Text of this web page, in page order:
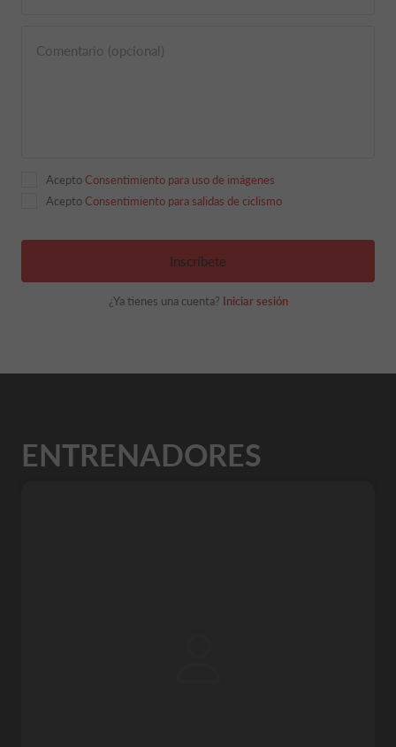
Comentario (opcional)
Acepto Consentimiento para uso de imágenes
Acepto Consentimiento para salidas de ciclismo
Inscríbete
¿Ya tienes una cuenta? Iniciar sesión
ENTRENADORES